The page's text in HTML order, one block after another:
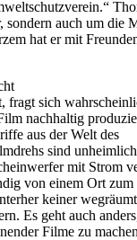
sondern auch um die
hat er mit
fragt sich
nachhaltig
aus der Welt des
sind unheimlich
mit Strom
von einem Ort zum
keiner
Es geht auch
Filme zu